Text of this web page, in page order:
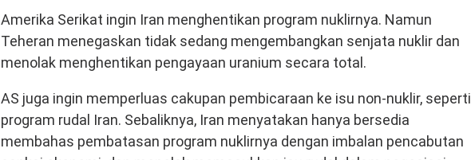
Amerika Serikat ingin Iran menghentikan program nuklirnya. Namun
Teheran menegaskan tidak sedang mengembangkan senjata nuklir dan
menolak menghentikan pengayaan uranium secara total.
AS juga ingin memperluas cakupan pembicaraan ke isu non-nuklir, seperti
program rudal Iran. Sebaliknya, Iran menyatakan hanya bersedia
membahas pembatasan program nuklirnya dengan imbalan pencabutan